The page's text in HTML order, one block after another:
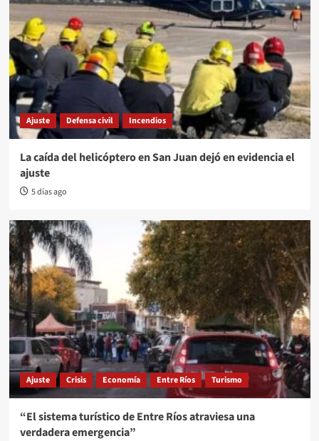
Ajuste Defensa civil Incendios
La caída del helicóptero en San Juan dejó en evidencia el
ajuste
5 días ago
Ajuste Crisis Economía Entre Ríos Turismo
“El sistema turístico de Entre Ríos atraviesa una
verdadera emergencia”